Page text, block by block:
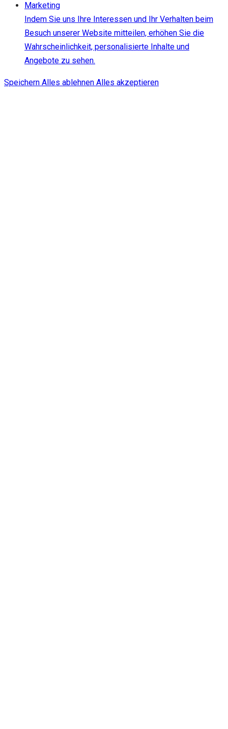
Marketing
Indem Sie uns Ihre Interessen und Ihr Verhalten beim
Besuch unserer Website mitteilen, erhöhen Sie die
Wahrscheinlichkeit, personalisierte Inhalte und
Angebote zu sehen.
Speichern Alles ablehnen Alles akzeptieren